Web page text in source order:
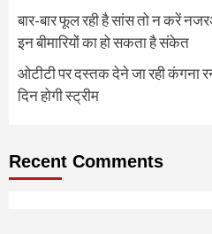
बार-बार फूल रही है सांस तो न करें
इन बीमारियों का हो सकता है संकेत
ओटीटी पर दस्तक देने जा रही कंगना
दिन होगी स्ट्रीम
Recent Comments